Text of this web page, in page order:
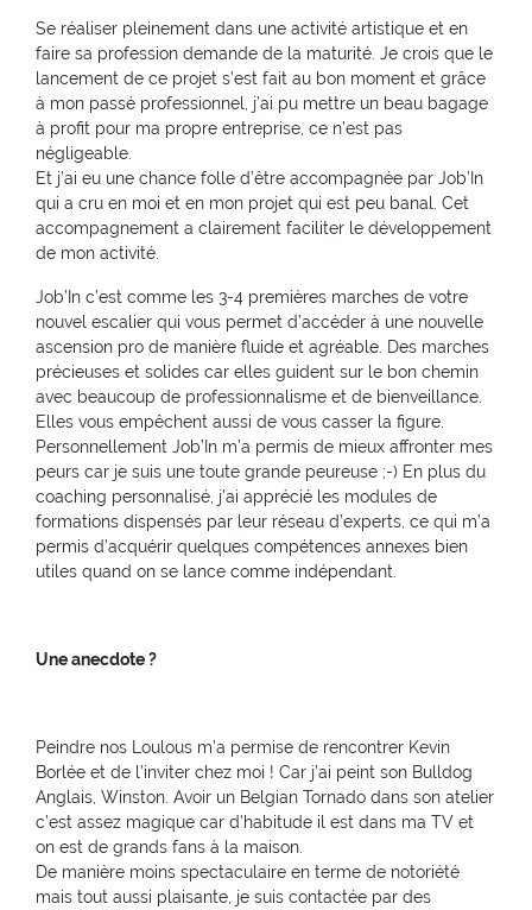
Se réaliser pleinement dans une activité artistique et en
faire sa profession demande de la maturité. Je crois que le
lancement de ce projet s’est fait au bon moment et grâce
à mon passé professionnel, j’ai pu mettre un beau bagage
à profit pour ma propre entreprise, ce n’est pas
négligeable.
Et j’ai eu une chance folle d’être accompagnée par Job’In
qui a cru en moi et en mon projet qui est peu banal. Cet
accompagnement a clairement faciliter le développement
de mon activité.
Job’In c’est comme les 3-4 premières marches de votre
nouvel escalier qui vous permet d’accéder à une nouvelle
ascension pro de manière fluide et agréable. Des marches
précieuses et solides car elles guident sur le bon chemin
avec beaucoup de professionnalisme et de bienveillance.
Elles vous empêchent aussi de vous casser la figure.
Personnellement Job’In m’a permis de mieux affronter mes
peurs car je suis une toute grande peureuse ;-) En plus du
coaching personnalisé, j’ai apprécié les modules de
formations dispensés par leur réseau d’experts, ce qui m’a
permis d’acquérir quelques compétences annexes bien
utiles quand on se lance comme indépendant.
Une anecdote ?
Peindre nos Loulous m’a permise de rencontrer Kevin
Borlée et de l’inviter chez moi ! Car j’ai peint son Bulldog
Anglais, Winston. Avoir un Belgian Tornado dans son atelier
c’est assez magique car d’habitude il est dans ma TV et
on est de grands fans à la maison.
De manière moins spectaculaire en terme de notoriété
mais tout aussi plaisante, je suis contactée par des